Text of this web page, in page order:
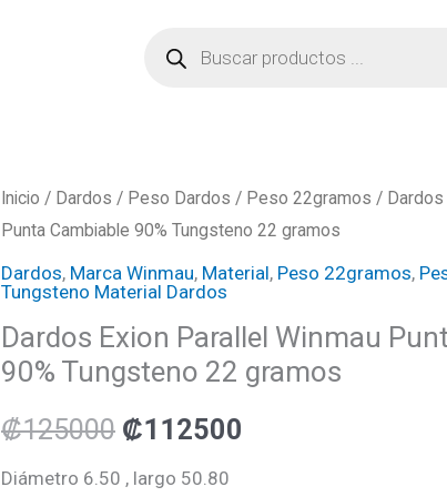
productos
Inicio / Dardos / Peso Dardos / Peso 22gramos / Dardos
Punta Cambiable 90% Tungsteno 22 gramos
Dardos, Marca Winmau, Material, Peso 22gramos,
Tungsteno Material Dardos
Dardos Exion Parallel Winmau
90% Tungsteno 22 gramos
₡125000
El
precio
era:
₡125000.
₡112500
El
precio
es:
Diámetro 6.50 , largo 50.80
Dardos
Exion
Parallel
Winmau
Punta
Cambiable
Tungsteno
22